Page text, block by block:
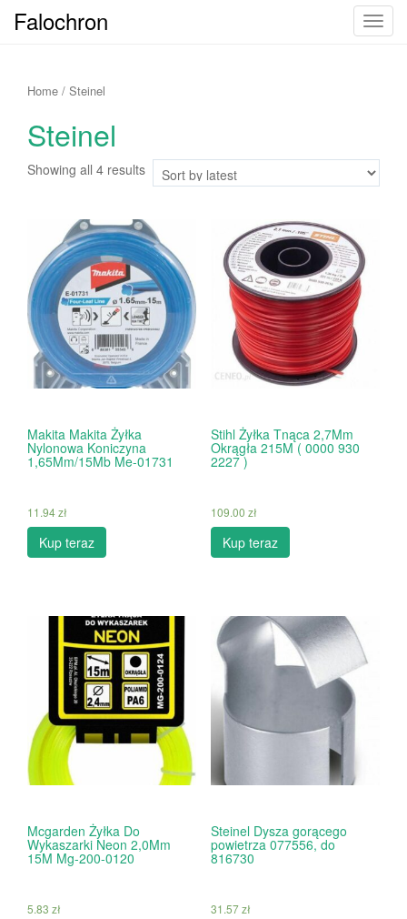
T
a
v
Falochron
Home / Steinel
Steinel
Showing all 4 results
Makita Makita Żyłka
Nylonowa Koniczyna
1,65Mm/15Mb Me-01731
11.94zł
Kup teraz
Stihl Żyłka Tnąca 2,7Mm
Okrągła 215M ( 0000 930
2227 )
109.00 zł
Kup teraz
Mcgarden Żyłka Do
Wykaszarki Neon 2,0Mm
15M Mg-200-0120
5.83 zł
Steinel Dysza gorącego
powietrza 077556, do
816730
31.57zł